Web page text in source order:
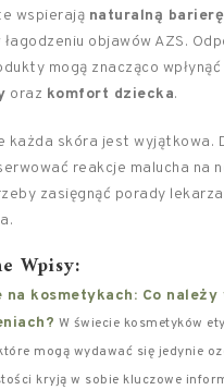
wspierają naturalną
objawów AZS.
mogą znacząco wpłynąć
oraz komfort dziecka.
każda skóra jest wyjątkowa.
reakcje malucha na
zasięgnąć porady
Wpisy:
na kosmetykach: Co należy
W świecie kosmetyków
mogą wydawać się jedynie
kryją w sobie kluczowe